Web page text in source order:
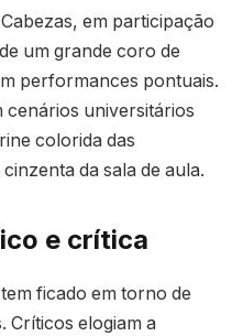
em participação
um grande coro de
performances pontuais.
cenários universitários
colorida das
da sala de aula.
e crítica
ficado em torno de
Críticos elogiam a